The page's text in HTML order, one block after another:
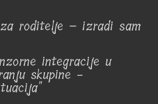
roditelje – izradi sam
integracije u
skupine -